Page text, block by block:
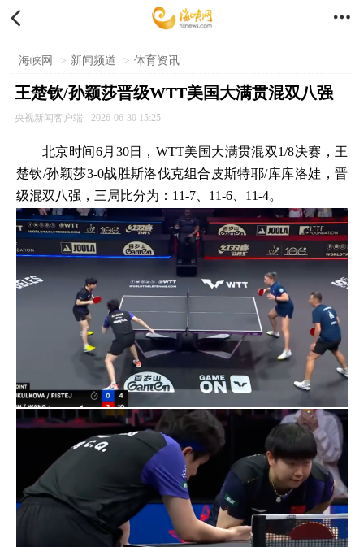
 
海峡网 > 新闻频道 > 体育资讯
王楚钦/孙颖莎晋级WTT美国大满贯混双八强
央视新闻客户端 2026-06-30 15:25
北京时间6月30日，WTT美国大满贯混双1/8决赛，王
楚钦/孙颖莎3-0战胜斯洛伐克组合皮斯特耶/库库洛娃，晋
级混双八强，三局比分为：11-7、11-6、11-4。